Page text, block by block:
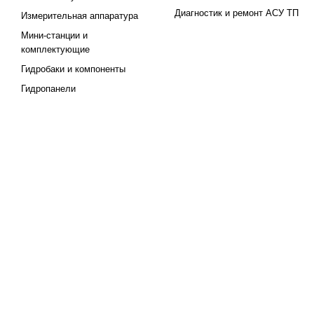
Измерительная аппаратура
Мини-станции и
комплектующие
Гидробаки и компоненты
Гидропанели
Диагностик и ремонт АСУ ТП